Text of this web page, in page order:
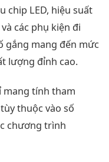
chip LED, hiệu suất
các phụ kiện đi
gắng mang đến mức
lượng đỉnh cao.
mang tính tham
thuộc vào số
chương trình